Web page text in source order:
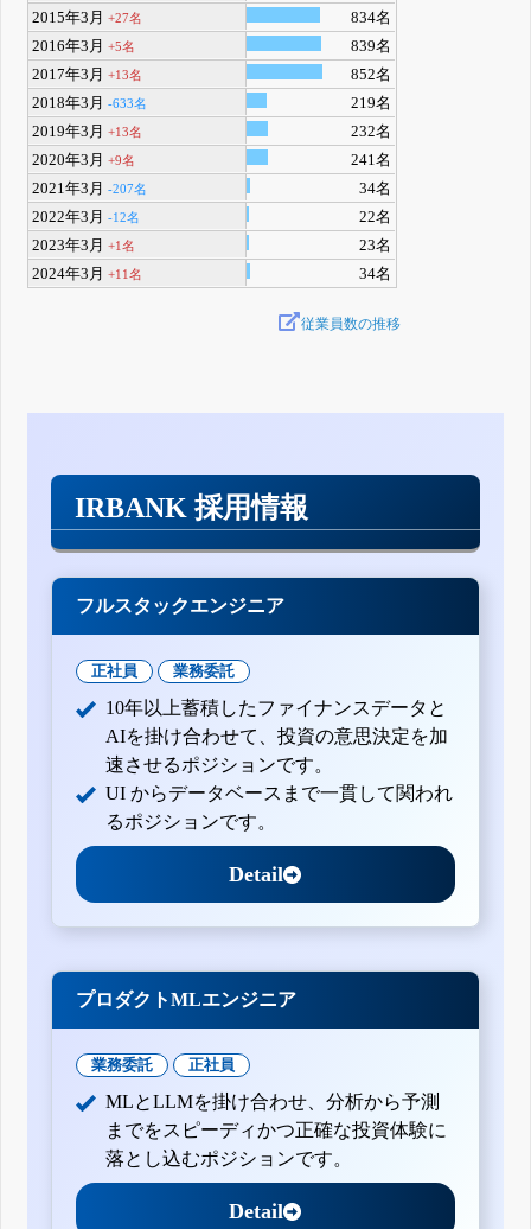
2015年3月+27名
834名
2016年3月+5名
839名
2017年3月+13名
852名
2018年3月-633名
219名
2019年3月+13名
232名
2020年3月+9名
241名
2021年3月-207名
34名
2022年3月-12名
22名
2023年3月+1名
23名
2024年3月+11名 34名
従業員数の推移
IRBANK 採用情報
フルスタックエンジニア
正社員 業務委託
10年以上蓄積したファイナンスデータと
AIを掛け合わせて、投資の意思決定を加
速させるポジションです。
UI からデータベースまで一貫して関われ
るポジションです。
Detail
プロダクトMLエンジニア
業務委託 正社員
MLとLLMを掛け合わせ、分析から予測
までをスピーディかつ正確な投資体験に
落とし込むポジションです。
Detail